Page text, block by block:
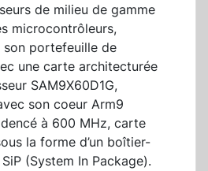
de milieu de gamme
microcontrôleurs,
son portefeuille de
une carte architecturée
SAM9X60D1G,
son coeur Arm9
à 600 MHz, carte
la forme d’un boîtier-
(System In Package).